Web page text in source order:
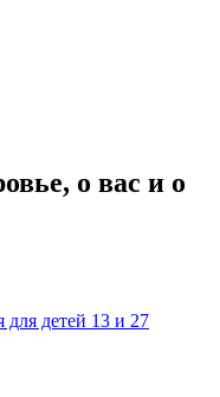
о вас и о
для детей 13 и 27